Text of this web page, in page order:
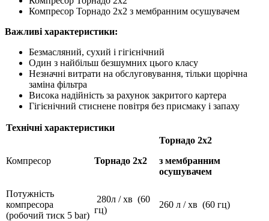
Компресор Торнадо 2х2 з мембранним осушувачем
Важливі характеристики:
Безмасляний, сухий і гігієнічний
Один з найбільш безшумних цього класу
Незначні витрати на обслуговування, тільки щорічна
заміна фільтра
Висока надійність за рахунок закритого картера
Гігієнічний стиснене повітря без присмаку і запаху
Технічні характеристики
Компресор Торнадо 2х2
Торнадо 2х2
з мембранним
осушувачем
Потужність
компресора
(робочий тиск 5 bar)
280л / хв (60
гц)
260 л / хв (60 гц)